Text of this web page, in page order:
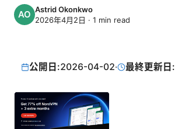
Astrid Okonkwo
2026年4月2日 · 1 min read
公開日:2026-04-02· 最終更新日: